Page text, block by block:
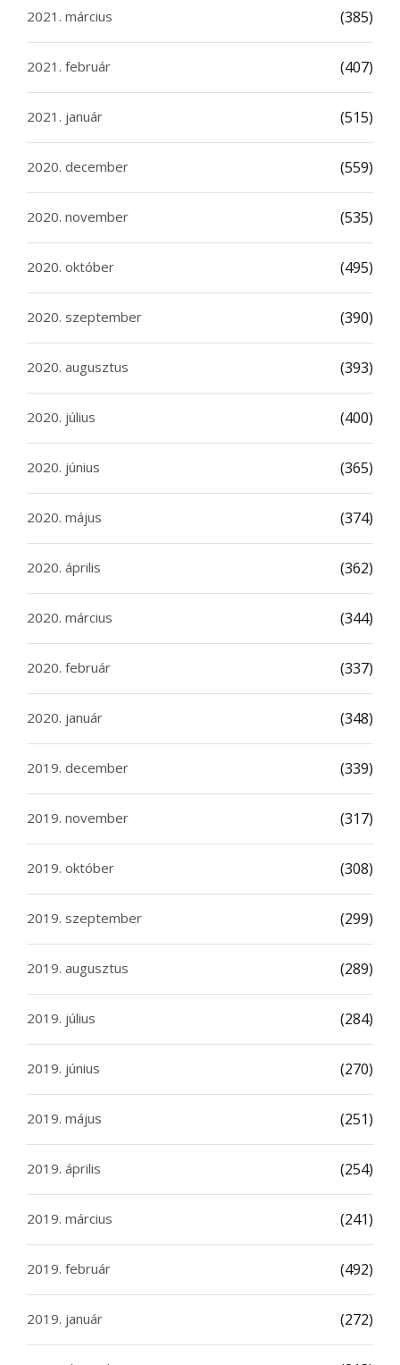
2021. március (385)
2021. február (407)
2021. január (515)
2020. december (559)
2020. november (535)
2020. október (495)
2020. szeptember (390)
2020. augusztus (393)
2020. július (400)
2020. június (365)
2020. május (374)
2020. április (362)
2020. március (344)
2020. február (337)
2020. január (348)
2019. december (339)
2019. november (317)
2019. október (308)
2019. szeptember (299)
2019. augusztus (289)
2019. július (284)
2019. június (270)
2019. május (251)
2019. április (254)
2019. március (241)
2019. február (492)
2019. január (272)